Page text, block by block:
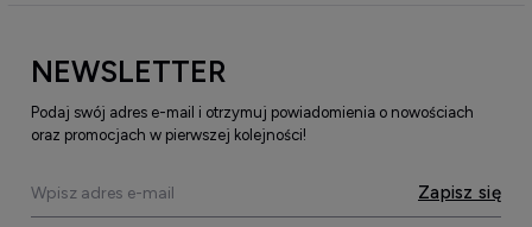
NEWSLETTER
Podaj swój adres e-mail i otrzymuj powiadomienia o nowościach
oraz promocjach w pierwszej kolejności!
Zapisz się